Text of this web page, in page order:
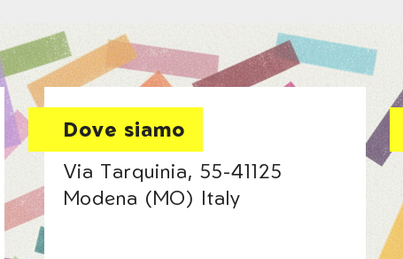
Dove siamo
Via Tarquinia, 55-41125
Modena (MO) Italy